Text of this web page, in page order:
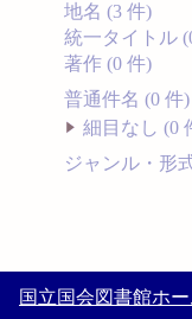
地名 (3 件)
統一タイトル
著作 (0 件)
普通件名 (0 件)
細目なし (0
ジャンル・形
国立国会図書館ホー